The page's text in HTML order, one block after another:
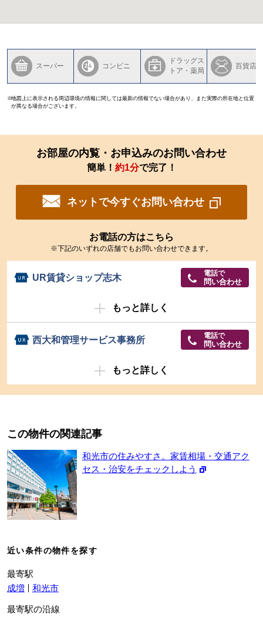
スーパー コンビニ
ドラッグス
トア・薬局
百貨店
地図上に表示される周辺環境の情報に関しては最新の情報でない場合があり、また実際の所在地と位置
が異なる場合がございます。
お部屋の内覧・お申込みのお問い合わせ
簡単！ 約1分で完了！
ネットで今すぐお問い合わせ
お電話の方はこちら
※下記のいずれの店舗でもお問い合わせできます。
UR賃貸ショップ志木 電話で
問い合わせ
もっと詳しく
西大和管理サービス事務所 電話で
問い合わせ
もっと詳しく
この物件の関連記事
和光市の住みやすさ。家賃相場・交通アク
セス・治安をチェックしよう
近い条件の物件を探す
最寄駅
成増
和光市
最寄駅の沿線